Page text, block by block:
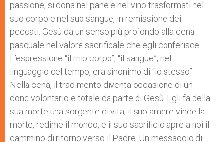
passione; si dona nel pane e nel vino trasformati nel
suo corpo e nel suo sangue, in remissione dei
peccati. Gesù dà un senso più profondo alla cena
pasquale nel valore sacrificale che egli conferisce.
L’espressione “il mio corpo”, “il sangue”, nel
linguaggio del tempo, era sinonimo di “io stesso”.
Nella cena, il tradimento diventa occasione di un
dono volontario e totale da parte di Gesù. Egli fa della
sua morte una sorgente di vita; il suo amore vince la
morte, redime il mondo, e il suo sacrificio apre a noi il
cammino di ritorno verso il Padre. Un messaggio di